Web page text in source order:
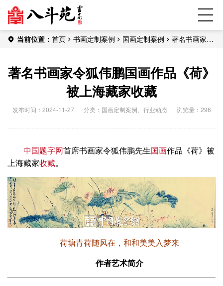
当前位置： 首页 书画定制案例 国画定制案例
著名书画家令
著名书画家令狐伟鹏国画作品《荷》
被上海藏家收藏
发布时间：2024-11-27 分类： 国画定制案例 行业动态 浏览量：296
中国题字网首席书画家令狐伟鹏先生国画作品《荷》被
上海藏家收藏。
荷塘青荷随风在，和和美美入梦来
作者艺术简介